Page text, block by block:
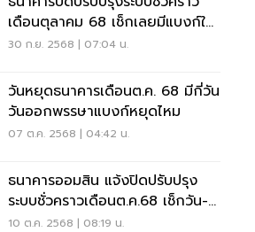
เดือนตุลาคม 68 เช็กเลยมีแบงก์ใด
บ้าง
30 ก.ย. 2568 | 07:04 น.
วันหยุดธนาคารเดือนต.ค. 68 มีกี่วัน
วันออกพรรษาแบงก์หยุดไหม
07 ต.ค. 2568 | 04:42 น.
ธนาคารออมสิน แจ้งปิดปรับปรุง
ระบบชั่วคราวเดือนต.ค.68 เช็กวัน-
เวลาที่นี่
10 ต.ค. 2568 | 08:19 น.